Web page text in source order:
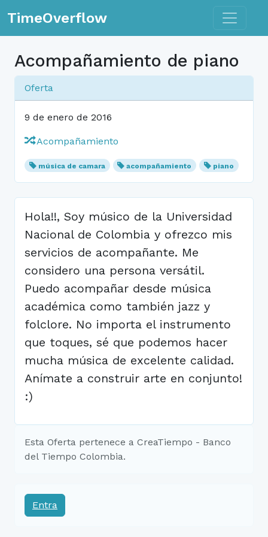
TimeOverflow Toggle
Acompañamiento de piano
Oferta
9 de enero de 2016
Acompañamiento
música de camara acompañamiento piano
Hola!!, Soy músico de la Universidad
Nacional de Colombia y ofrezco mis
servicios de acompañante. Me
considero una persona versátil.
Puedo acompañar desde música
académica como también jazz y
folclore. No importa el instrumento
que toques, sé que podemos hacer
mucha música de excelente calidad.
Anímate a construir arte en conjunto!
:)
Esta Oferta pertenece a CreaTiempo - Banco
del Tiempo Colombia.
Entra